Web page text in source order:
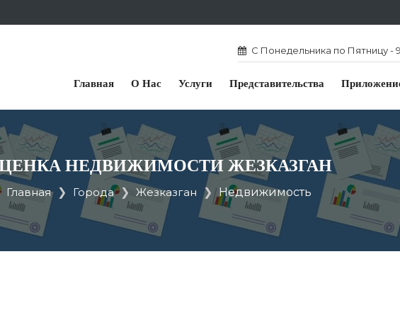
С Понедельника по Пятницу -
Главная О Нас Услуги Представительства
НЕДВИЖИМОСТИ ЖЕЗКАЗГАН
Главная Города Жезказган Недвижимость